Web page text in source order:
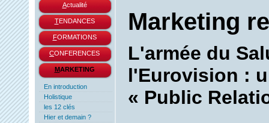
Actualité
TENDANCES
FORMATIONS
CONFERENCES
MARKETING
En introduction
Holistique
les 12 clés
Hier et demain ?
Marketing
L'armée du
l'Eurovision :
« Public